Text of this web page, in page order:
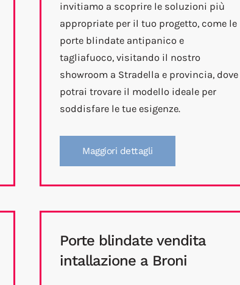
invitiamo a scoprire le soluzioni più
appropriate per il tuo progetto, come le
porte blindate antipanico e
tagliafuoco, visitando il nostro
showroom a Stradella e provincia, dove
potrai trovare il modello ideale per
soddisfare le tue esigenze.
Maggiori dettagli
Porte blindate vendita
intallazione a Broni